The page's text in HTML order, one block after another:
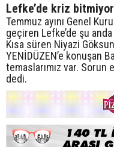
Lefke’de kriz bitmiyor
Temmuz ayını Genel
geçiren Lefke’de şu
Kısa süren Niyazi
YENİDÜZEN’e konuşan
temaslarımız var. Sorun
dedi.